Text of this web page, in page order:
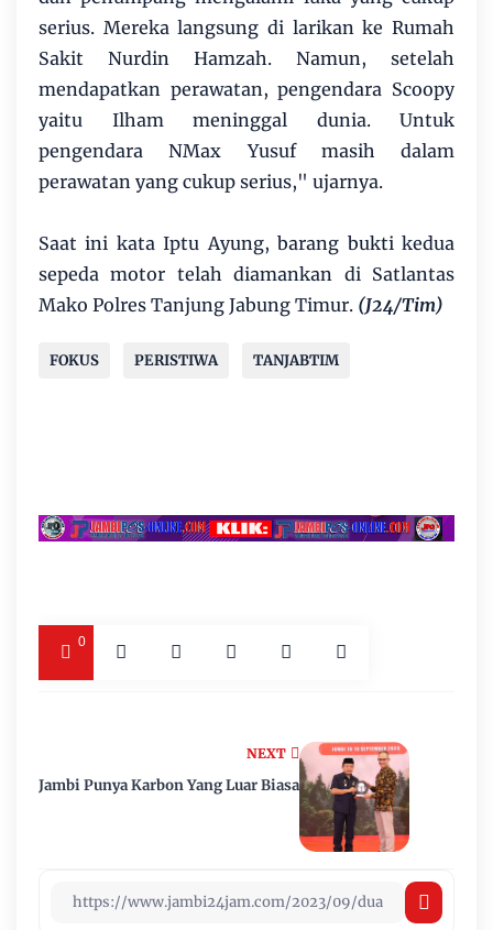
serius. Mereka langsung di larikan ke Rumah
Sakit Nurdin Hamzah. Namun, setelah
mendapatkan perawatan, pengendara Scoopy
yaitu Ilham meninggal dunia. Untuk
pengendara NMax Yusuf masih dalam
perawatan yang cukup serius," ujarnya.
Saat ini kata Iptu Ayung, barang bukti kedua
sepeda motor telah diamankan di Satlantas
Mako Polres Tanjung Jabung Timur. (J24/Tim)
FOKUS PERISTIWA TANJABTIM
0
NEXT
Jambi Punya Karbon Yang Luar Biasa